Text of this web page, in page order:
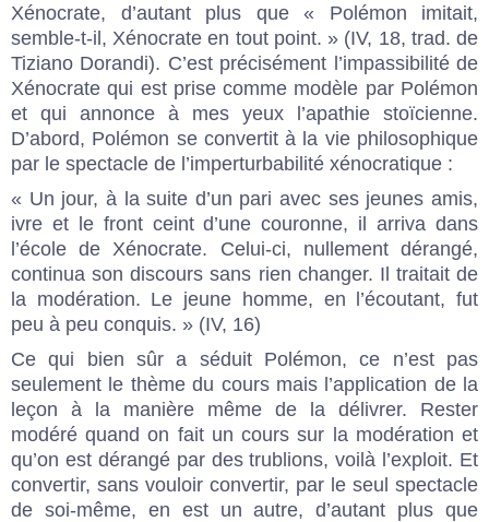
Xénocrate, d’autant plus que « Polémon imitait,
semble-t-il, Xénocrate en tout point. » (IV, 18, trad. de
Tiziano Dorandi). C’est précisément l’impassibilité de
Xénocrate qui est prise comme modèle par Polémon
et qui annonce à mes yeux l’apathie stoïcienne.
D’abord, Polémon se convertit à la vie philosophique
par le spectacle de l’imperturbabilité xénocratique :
« Un jour, à la suite d’un pari avec ses jeunes amis,
ivre et le front ceint d’une couronne, il arriva dans
l’école de Xénocrate. Celui-ci, nullement dérangé,
continua son discours sans rien changer. Il traitait de
la modération. Le jeune homme, en l’écoutant, fut
peu à peu conquis. » (IV, 16)
Ce qui bien sûr a séduit Polémon, ce n’est pas
seulement le thème du cours mais l’application de la
leçon à la manière même de la délivrer. Rester
modéré quand on fait un cours sur la modération et
qu’on est dérangé par des trublions, voilà l’exploit. Et
convertir, sans vouloir convertir, par le seul spectacle
de soi-même, en est un autre, d’autant plus que